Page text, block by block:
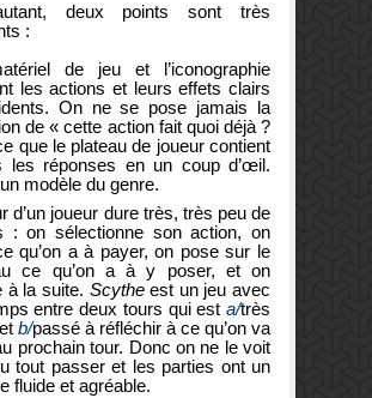
deux points sont très
:
de jeu et l’iconographie
les actions et leurs effets clairs
On ne se pose jamais la
de « cette action fait quoi déjà ?
que le plateau de joueur contient
les réponses en un coup d’œil.
modèle du genre.
d’un joueur dure très, très peu de
: on sélectionne son action, on
qu’on a à payer, on pose sur le
ce qu’on a à y poser, et on
à la suite. Scytheest un jeu avec
entre deux tours qui est a/très
b/passé à réfléchir à ce qu’on va
prochain tour. Donc on ne le voit
tout passer et les parties ont un
fluide et agréable.